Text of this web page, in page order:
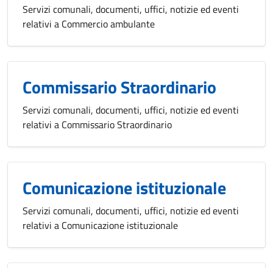
Servizi comunali, documenti, uffici, notizie ed eventi
relativi a Commercio ambulante
Commissario Straordinario
Servizi comunali, documenti, uffici, notizie ed eventi
relativi a Commissario Straordinario
Comunicazione istituzionale
Servizi comunali, documenti, uffici, notizie ed eventi
relativi a Comunicazione istituzionale